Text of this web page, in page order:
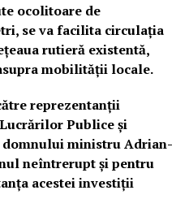
ocolitoare de
se va facilita circulația
rutieră existentă,
mobilității locale.
reprezentanții
Publice și
ministru Adrian-
neîntrerupt și pentru
acestei investiții